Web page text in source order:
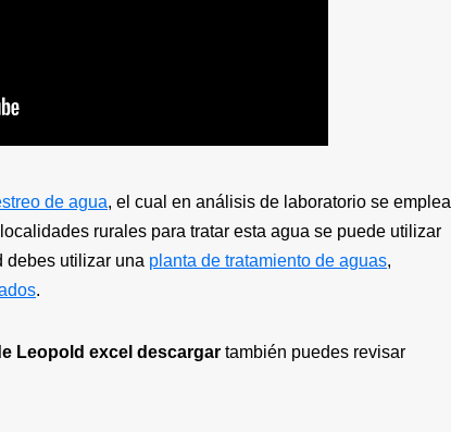
de agua, el cual en análisis de laboratorio se emplea
rurales para tratar esta agua se puede utilizar
debes utilizar una planta de tratamiento de aguas,
.
Leopold excel descargar también puedes revisar